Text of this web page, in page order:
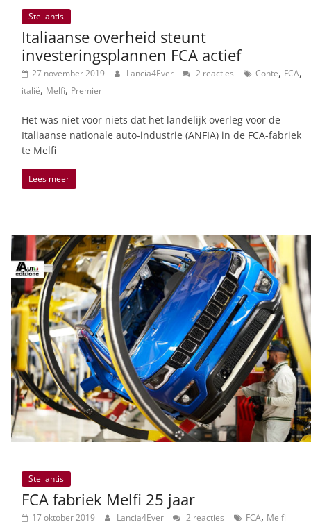
Stellantis
Italiaanse overheid steunt
investeringsplannen FCA actief
27 november 2019 Lancia4Ever 2 reacties Conte, FCA,
italië, Melfi, Premier
Het was niet voor niets dat het landelijk overleg voor de
Italiaanse nationale auto-industrie (ANFIA) in de FCA-fabriek
te Melfi
Lees meer
Stellantis
FCA fabriek Melfi 25 jaar
17 oktober 2019 Lancia4Ever 2 reacties FCA, Melfi